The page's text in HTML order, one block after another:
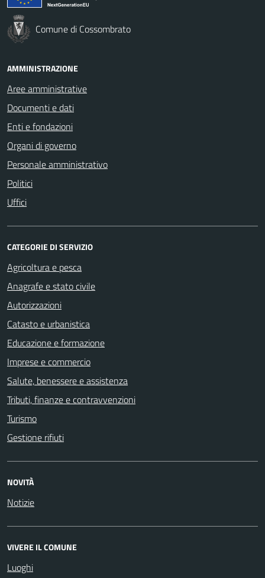
Comune di Cossombrato
AMMINISTRAZIONE
Aree amministrative
Documenti e dati
Enti e fondazioni
Organi di governo
Personale amministrativo
Politici
Uffici
CATEGORIE DI SERVIZIO
Agricoltura e pesca
Anagrafe e stato civile
Autorizzazioni
Catasto e urbanistica
Educazione e formazione
Imprese e commercio
Salute, benessere e assistenza
Tributi, finanze e contravvenzioni
Turismo
Gestione rifiuti
NOVITÀ
Notizie
VIVERE IL COMUNE
Luoghi